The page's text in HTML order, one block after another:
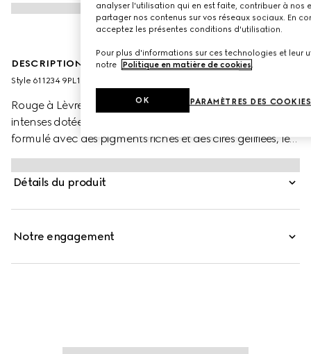
DESCRIPTION PRODUIT
Style ‎611234 9PL12 9388
Rouge à Lèvres Mat présente une gamme de couleurs
intenses dotées d’un fini mat longue tenue. Spécialement
formulé avec des pigments riches et des cires gélifiées, le
rouge à lèvres offre une couleur éblouissante, ainsi
qu’une sensation douce et veloutée. Alessandro Michele
et ses équipes se sont inspirés des légendes de l’âge d’or
l’excentricité et à la liberté d’esprit caractéristiques des
Détails du produit
Notre engagement
analyser l'utilisation qui en est faite, contribuer à nos
partager nos contenus sur vos réseaux sociaux. En
acceptez les présentes conditions d'utilisation.
Pour plus d'informations sur ces technologies et leur
notre
Politique en matière de cookies.
PARAMÈTRES DES COOKIES
OK